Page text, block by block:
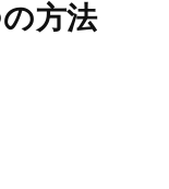
方法